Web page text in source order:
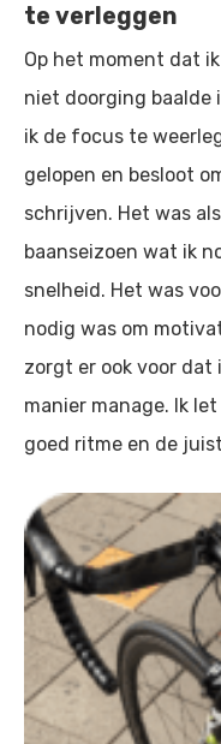
te verleggen
Op het moment dat
niet doorging baalde
ik de focus te
gelopen en besloot
schrijven. Het was
baanseizoen wat ik
snelheid. Het was
nodig was om
zorgt er ook voor dat
manier manage. Ik
goed ritme en de